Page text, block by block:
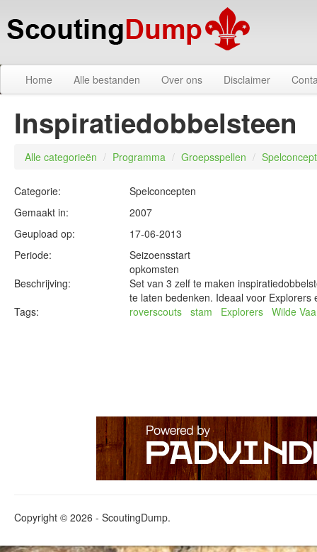
Home Alle bestanden Over ons Disclaimer
Inspiratiedobbelsteen
Alle categorieën / Programma / Groepsspellen /
Categorie:
Spelconcepten
Gemaakt in:
2007
Geupload op:
17-06-2013
Periode:
Seizoensstart
opkomsten
Beschrijving:
Set van 3 zelf te maken
te laten bedenken. Ideaal voor Explorers
Tags:
roverscouts stam Explorers Wilde
Copyright © 2026 - ScoutingDump.